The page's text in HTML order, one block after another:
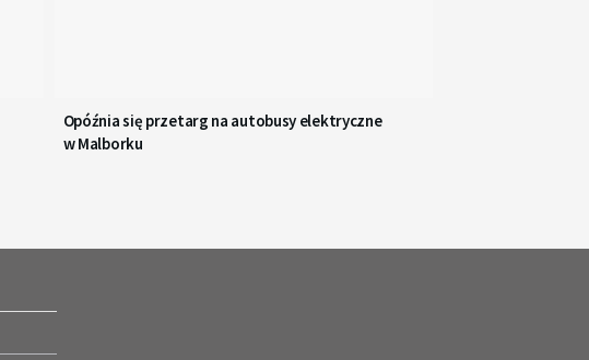
Opóźnia się przetarg na autobusy elektryczne
w Malborku